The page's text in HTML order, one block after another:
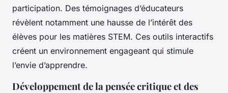
participation. Des témoignages d’éducateurs
révèlent notamment une hausse de l’intérêt des
élèves pour les matières STEM. Ces outils interactifs
créent un environnement engageant qui stimule
l’envie d’apprendre.
Développement de la pensée critique et des